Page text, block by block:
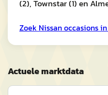
(2), Townstar (1) en
Zoek Nissanoccasions in
Actuele marktdata